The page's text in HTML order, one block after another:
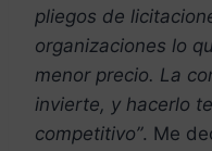
pliegos de
organizaciones lo
menor precio. La
invierte, y hacerlo
competitivo”. Me